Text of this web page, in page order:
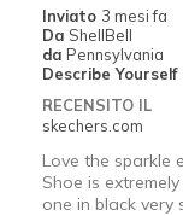
View On Shoes
Inviato 3 mesi fa
Da ShellBell
da Pennsylvania
Describe Yourself
RECENSITO IL
skechers.com
Love the sparkle
Shoe is
one in black very